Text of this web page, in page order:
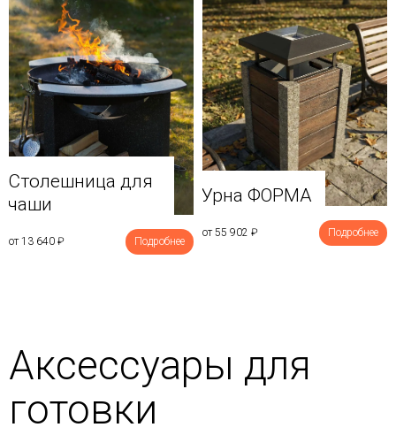
Столешница для
чаши
от 13 640 ₽ Подробнее
Урна ФОРМА
от 55 902 ₽ Подробнее
Аксессуары для
готовки